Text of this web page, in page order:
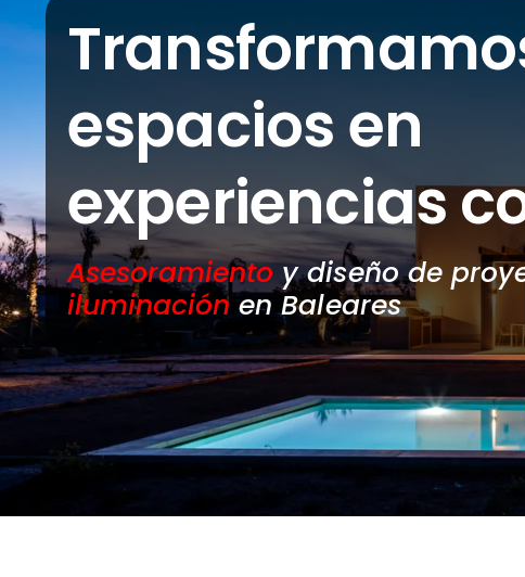
espacios en
experiencias
Asesoramientoy diseño de
iluminaciónen Baleares